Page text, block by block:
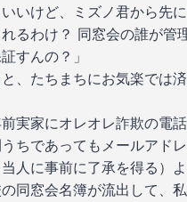
いいけど、ミズノ君から先
るわけ？ 同窓会の誰が管
すんの？」
、たちまちにお気楽では
実家にオレオレ詐欺の電
ちであってもメールアド
人に事前に了承を得る）よ
同窓会名簿が流出して、